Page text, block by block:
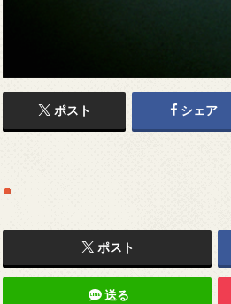
ポスト シェア
ポスト
送る